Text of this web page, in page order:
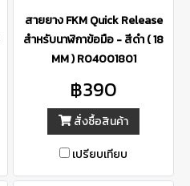
สายยาง FKM Quick Release
สำหรับนาฬิกาข้อมือ - สีดำ ( 18
MM ) R04001801
฿390
สั่งซื้อสินค้า
เปรียบเทียบ